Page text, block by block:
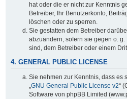
hat oder die er nicht zur Kenntnis
Betreiber, Ihr Benutzerkonto,
löschen oder zu sperren.
Sie gestatten dem Betreiber
abzuändern, sofern sie gegen o.
sind, dem Betreiber oder einem
4. GENERAL PUBLIC LICENSE
Sie nehmen zur Kenntnis, dass es
„GNU General Public License v2“
Software von phpBB Limited